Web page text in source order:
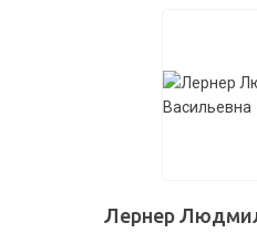
Лернер